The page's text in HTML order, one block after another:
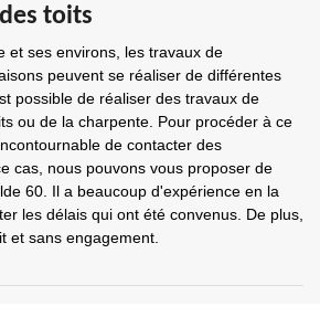
toits
et ses environs, les travaux de
peuvent se réaliser de différentes
possible de réaliser des travaux de
ou de la charpente. Pour procéder à ce
de contacter des
cas, nous pouvons vous proposer de
60. Il a beaucoup d'expérience en la
les délais qui ont été convenus. De plus,
et sans engagement.